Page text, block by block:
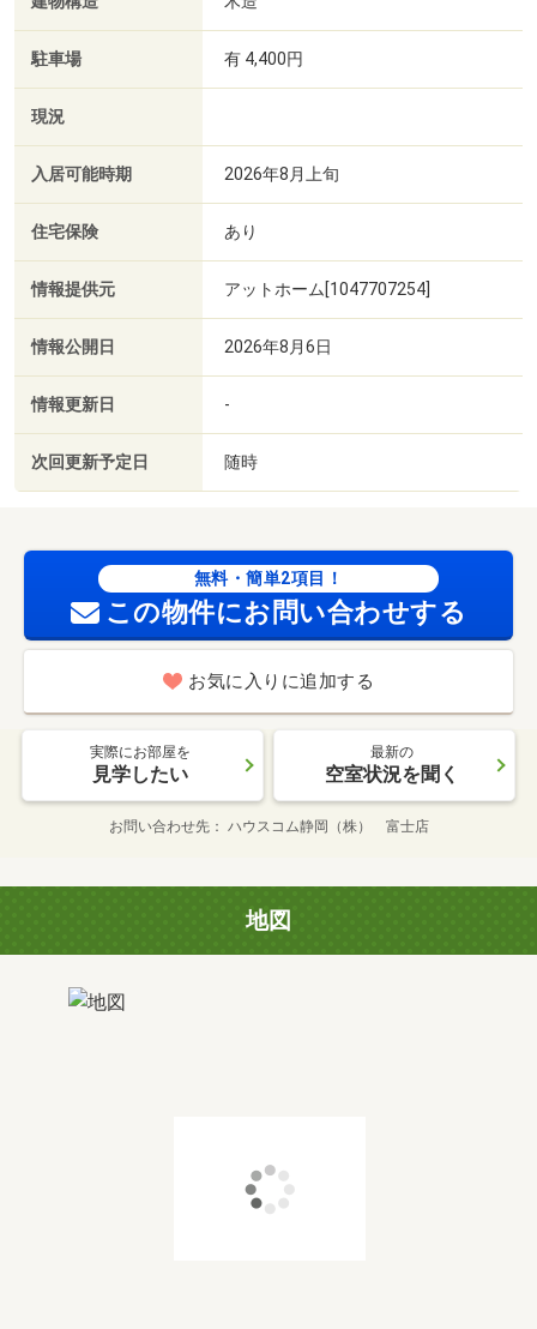
駐車場 有 4,400円
現況
入居可能時期 2026年8月上旬
住宅保険 あり
情報提供元 アットホーム[1047707254]
情報公開日 2026年8月6日
情報更新日 -
次回更新予定日 随時
無料・簡単2項目！
この物件にお問い合わせする
お気に入りに追加する
実際にお部屋を
見学したい
最新の
空室状況を聞く
お問い合わせ先 ハウスコム静岡（株） 富士店
地図